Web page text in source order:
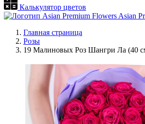
Калькулятор цветов
Asian
Главная страница
Розы
19 Малиновых Роз Шангри Ла (40